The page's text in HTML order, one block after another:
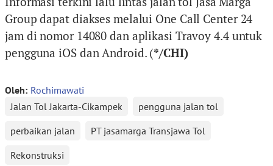
Group dapat diakses melalui One Call Center 24
jam di nomor 14080 dan aplikasi Travoy 4.4 untuk
pengguna iOS dan Android. (*/CHI)
Oleh: Rochimawati
Jalan Tol Jakarta-Cikampek
pengguna jalan tol
perbaikan jalan
PT jasamarga Transjawa Tol
Rekonstruksi